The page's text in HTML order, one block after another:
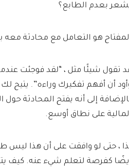
بعدم الطابع؟
هو التعامل مع محادثة معه
تقول شيئًا مثل ، “لقد فوجئت
أن أفهم تفكيرك وراءه”. يتيح
إلى أنه يفتح المحادثة
على نطاق أوسع.
، حتى لو وافقت على أن هذا ليس
كفرصة لتعلم شيء عنه. كيف